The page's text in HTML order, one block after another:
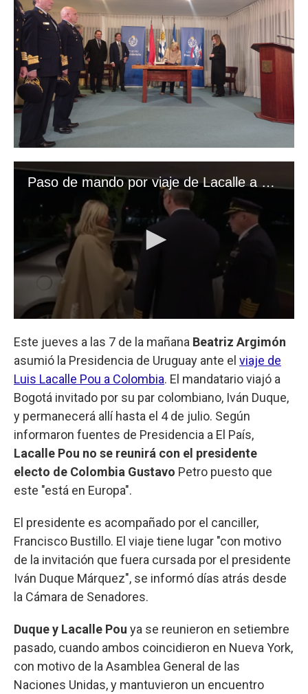
Este jueves a las 7 de la mañana Beatriz Argimón
asumió la Presidencia de Uruguay ante el viaje de
Luis Lacalle Pou a Colombia. El mandatario viajó a
Bogotá invitado por su par colombiano, Iván Duque,
y permanecerá allí hasta el 4 de julio. Según
informaron fuentes de Presidencia a El País,
Lacalle Pou no se reunirá con el presidente
electo de Colombia Gustavo Petro puesto que
este "está en Europa".
El presidente es acompañado por el canciller,
Francisco Bustillo. El viaje tiene lugar "con motivo
de la invitación que fuera cursada por el presidente
Iván Duque Márquez", se informó días atrás desde
la Cámara de Senadores.
Duque y Lacalle Pou ya se reunieron en setiembre
pasado, cuando ambos coincidieron en Nueva York,
con motivo de la Asamblea General de las
Naciones Unidas, y mantuvieron un encuentro